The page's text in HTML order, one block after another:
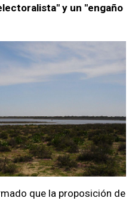
y un "engaño
que la proposición de